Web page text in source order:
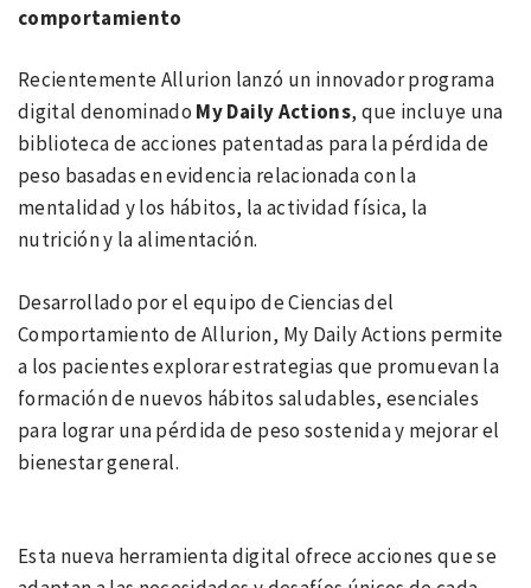
comportamiento
Recientemente Allurion lanzó un innovador programa
digital denominado My Daily Actions, que incluye una
biblioteca de acciones patentadas para la pérdida de
peso basadas en evidencia relacionada con la
mentalidad y los hábitos, la actividad física, la
nutrición y la alimentación.
Desarrollado por el equipo de Ciencias del
Comportamiento de Allurion, My Daily Actions permite
a los pacientes explorar estrategias que promuevan la
formación de nuevos hábitos saludables, esenciales
para lograr una pérdida de peso sostenida y mejorar el
bienestar general.
Esta nueva herramienta digital ofrece acciones que se